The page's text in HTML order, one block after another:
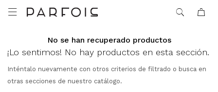

No se han recuperado productos
¡Lo sentimos! No hay productos en esta sección.
Inténtalo nuevamente con otros criterios de filtrado o busca en
otras secciones de nuestro catálogo.